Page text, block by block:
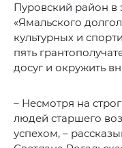
Пуровский район в
«Ямальского
культурных и
пять
досуг и окружить
– Несмотря на
людей старшего
успехом, –